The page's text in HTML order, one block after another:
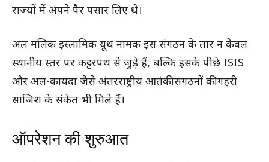
राज्यों में अपने पैर पसार लिए थे।
अल मलिक इस्लामिक यूथ नामक इस संगठन के तार न केवल
स्थानीय स्तर पर कट्टरपंथ से जुड़े हैं, बल्कि इसके पीछे ISIS
और अल-कायदा जैसे अंतरराष्ट्रीय आतंकी संगठनों की गहरी
साजिश के संकेत भी मिले हैं।
ऑपरेशन की शुरुआत